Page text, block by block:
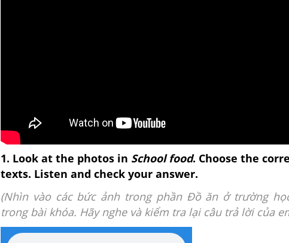
1. Look at the photos in School food. Choose the
texts. Listen and check your answer.
(Nhìn vào các bức ảnh trong phần Đồ ăn ở trường
trong bài khóa. Hãy nghe và kiểm tra lại câu trả lời của